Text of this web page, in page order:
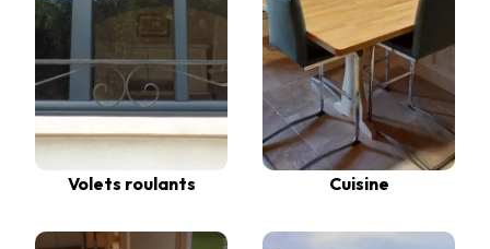
Volets roulants Cuisine